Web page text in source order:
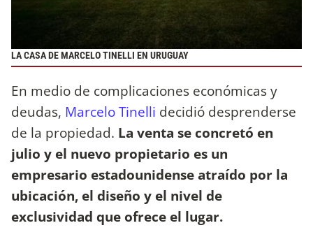
LA CASA DE MARCELO TINELLI EN URUGUAY
En medio de complicaciones económicas y
deudas, Marcelo Tinelli decidió desprenderse
de la propiedad. La venta se concretó en
julio y el nuevo propietario es un
empresario estadounidense atraído por la
ubicación, el diseño y el nivel de
exclusividad que ofrece el lugar.